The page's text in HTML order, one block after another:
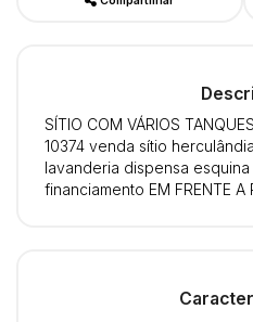
SÍTIO COM VÁRIOS
10374 venda sítio
lavanderia dispensa
financiamento EM FRENTE A